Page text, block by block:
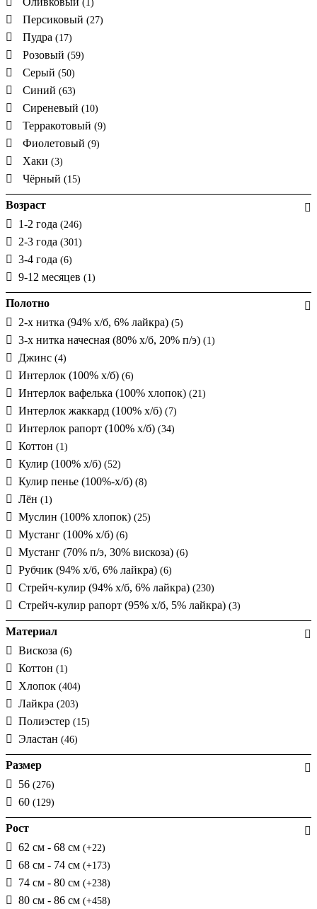
(1)
Персиковый (27)
Пудра (17)
Розовый (59)
Серый (50)
Синий (63)
Сиреневый (10)
Терракотовый (9)
Фиолетовый (9)
Хаки (3)
Чёрный (15)
Возраст
1-2 года (246)
2-3 года (301)
3-4 года (6)
9-12 месяцев (1)
Полотно
2-х нитка (94% х/б, 6% лайкра) (5)
3-х нитка начесная (80% х/б, 20% п/э) (1)
Джинс (4)
Интерлок (100% х/б) (6)
Интерлок вафелька (100% хлопок) (21)
Интерлок жаккард (100% х/б) (7)
Интерлок рапорт (100% х/б) (34)
Коттон (1)
Кулир (100% х/б) (52)
Кулир пенье (100%-х/б) (8)
Лён (1)
Муслин (100% хлопок) (25)
Мустанг (100% х/б) (6)
Мустанг (70% п/э, 30% вискоза) (6)
Рубчик (94% х/б, 6% лайкра) (6)
Стрейч-кулир (94% х/б, 6% лайкра) (230)
Стрейч-кулир рапорт (95% х/б, 5% лайкра) (3)
Материал
Вискоза (6)
Коттон (1)
Хлопок (404)
Лайкра (203)
Полиэстер (15)
Эластан (46)
Размер
56 (276)
60 (129)
Рост
62 см - 68 см (+22)
68 см - 74 см (+173)
74 см - 80 см (+238)
80 см - 86 см (+458)